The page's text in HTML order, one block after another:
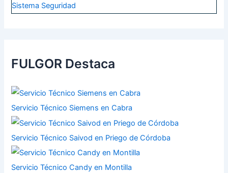
Sistema Seguridad
FULGOR Destaca
Servicio Técnico Siemens en Cabra
Servicio Técnico Saivod en Priego de Córdoba
Servicio Técnico Candy en Montilla